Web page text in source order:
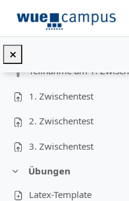
Daralt
1. Zwischentest
2. Zwischentest
3. Zwischentest
DaraltÜbungen
Latex-Template